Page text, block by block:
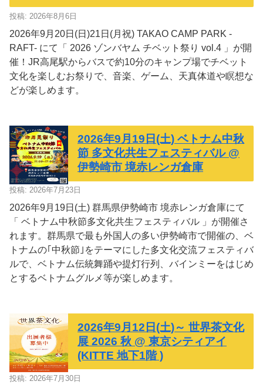
投稿: 2026年8月6日
2026年9月20日(日)21日(月祝) TAKAO CAMP PARK -
RAFT- にて「 2026 ゾンバヤム チベット祭り vol.4 」が開
催！JR高尾駅からバスで約10分のキャンプ場でチベット
文化を楽しむお祭りで、音楽、ゲーム、天真体道や瞑想な
どが楽しめます。
2026年9月19日(土) ベトナム中秋
節 多文化共生フェスティバル @
伊勢崎市 境赤レンガ倉庫
投稿: 2026年7月23日
2026年9月19日(土) 群馬県伊勢崎市 境赤レンガ倉庫にて
「 ベトナム中秋節多文化共生フェスティバル 」が開催さ
れます。群馬県で最も外国人の多い伊勢崎市で開催の、ベ
トナムの｢中秋節｣をテーマにした多文化交流フェスティバ
ルで、ベトナム伝統舞踊や提灯行列、バインミーをはじめ
とするベトナムグルメ等が楽しめます。
2026年9月12日(土)～ 世界茶文化
展 2026 秋 @ 東京シティアイ
(KITTE 地下1階 )
投稿: 2026年7月30日